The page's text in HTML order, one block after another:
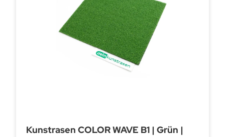
Kunstrasen COLOR WAVE B1 | Grün |